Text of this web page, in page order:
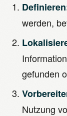
werden,
gefunden
Nutzung